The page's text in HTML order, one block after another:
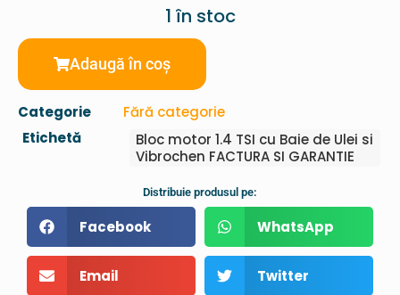
1 în stoc
Adaugă în coș
Categorie
Fără categorie
Etichetă
Bloc motor 1.4 TSI cu Baie de Ulei si
Vibrochen FACTURA SI GARANTIE
Distribuie produsul pe:
Facebook WhatsApp
Email Twitter